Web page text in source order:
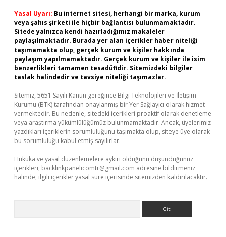
Yasal Uyarı: Bu internet sitesi, herhangi bir marka, kurum
veya şahıs şirketi ile hiçbir bağlantısı bulunmamaktadır.
Sitede yalnızca kendi hazırladığımız makaleler
paylaşılmaktadır. Burada yer alan içerikler haber niteliği
taşımamakta olup, gerçek kurum ve kişiler hakkında
paylaşım yapılmamaktadır. Gerçek kurum ve kişiler ile isim
benzerlikleri tamamen tesadüfidir. Sitemizdeki bilgiler
taslak halindedir ve tavsiye niteliği taşımazlar.
Sitemiz, 5651 Sayılı Kanun gereğince Bilgi Teknolojileri ve İletişim
Kurumu (BTK) tarafından onaylanmış bir Yer Sağlayıcı olarak hizmet
vermektedir. Bu nedenle, sitedeki içerikleri proaktif olarak denetleme
veya araştırma yükümlülüğümüz bulunmamaktadır. Ancak, üyelerimiz
yazdıkları içeriklerin sorumluluğunu taşımakta olup, siteye üye olarak
bu sorumluluğu kabul etmiş sayılırlar.
Hukuka ve yasal düzenlemelere aykırı olduğunu düşündüğünüz
içerikleri, backlinkpanelicomtr@gmail.com adresine bildirmeniz
halinde, ilgili içerikler yasal süre içerisinde sitemizden kaldırılacaktır.